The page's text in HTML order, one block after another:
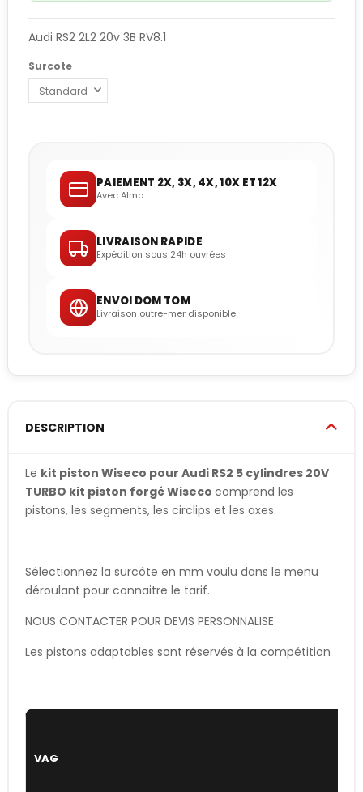
Audi RS2 2L2 20v 3B RV8.1
Surcote
PAIEMENT 2X, 3X, 4X, 10X ET 12X
Avec Alma
LIVRAISON RAPIDE
Expédition sous 24h ouvrées
ENVOI DOM TOM
Livraison outre-mer disponible
DESCRIPTION
Le kit piston Wiseco pour Audi RS2 5 cylindres 20V
TURBO kit piston forgé Wiseco comprend les
pistons, les segments, les circlips et les axes.
Sélectionnez la surcôte en mm voulu dans le menu
déroulant pour connaitre le tarif.
NOUS CONTACTER POUR DEVIS PERSONNALISE
Les pistons adaptables sont réservés à la compétition
VAG